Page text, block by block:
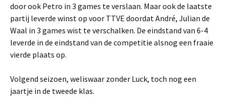
door ook Petro in 3 games te verslaan. Maar ook de laatste
partij leverde winst op voor TTVE doordat André, Julian de
Waal in 3 games wist te verschalken. De eindstand van 6-4
leverde in de eindstand van de competitie alsnog een fraaie
vierde plaats op.
Volgend seizoen, weliswaar zonder Luck, toch nog een
jaartje in de tweede klas.